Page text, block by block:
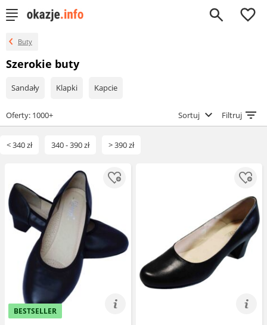
0
Buty
Szerokie buty
Sandały Klapki Kapcie
Oferty: 1000+ Sortuj Filtruj
< 340 zł 340 - 390 zł > 390 zł
BESTSELLER